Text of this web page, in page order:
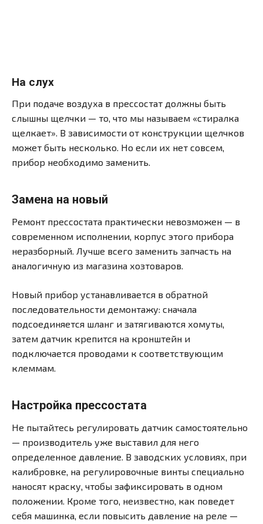
На слух
При подаче воздуха в прессостат должны быть
слышны щелчки — то, что мы называем «стиралка
щелкает». В зависимости от конструкции щелчков
может быть несколько. Но если их нет совсем,
прибор необходимо заменить.
Замена на новый
Ремонт прессостата практически невозможен — в
современном исполнении, корпус этого прибора
неразборный. Лучше всего заменить запчасть на
аналогичную из магазина хозтоваров.
Новый прибор устанавливается в обратной
последовательности демонтажу: сначала
подсоединяется шланг и затягиваются хомуты,
затем датчик крепится на кронштейн и
подключается проводами к соответствующим
клеммам.
Настройка прессостата
Не пытайтесь регулировать датчик самостоятельно
— производитель уже выставил для него
определенное давление. В заводских условиях, при
калибровке, на регулировочные винты специально
наносят краску, чтобы зафиксировать в одном
положении. Кроме того, неизвестно, как поведет
себя машинка, если повысить давление на реле —